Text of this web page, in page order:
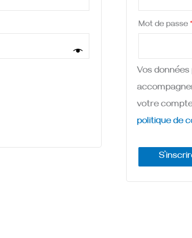
Mot de passe *
Vos
votre
politique de